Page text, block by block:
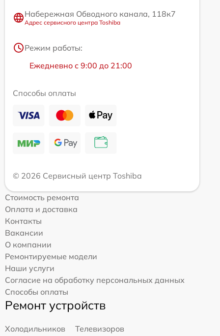
Набережная Обводного канала, 118к7
Адрес сервисного центра Toshiba
Режим работы:
Ежедневно с 9:00 до 21:00
Способы оплаты
© 2026 Сервисный центр Toshiba
Стоимость ремонта
Оплата и доставка
Контакты
Вакансии
О компании
Ремонтируемые модели
Наши услуги
Согласие на обработку персональных данных
Способы оплаты
Ремонт устройств
Холодильников
Телевизоров